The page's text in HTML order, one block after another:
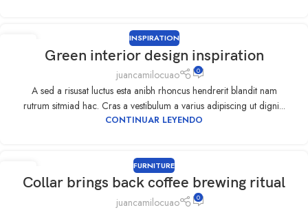
INSPIRATION
Green interior design inspiration
juancamilocuao 0
A sed a risusat luctus esta anibh rhoncus hendrerit blandit nam
rutrum sitmiad hac. Cras a vestibulum a varius adipiscing ut digni...
CONTINUAR LEYENDO
09
SEP
FURNITURE
Collar brings back coffee brewing ritual
juancamilocuao 0